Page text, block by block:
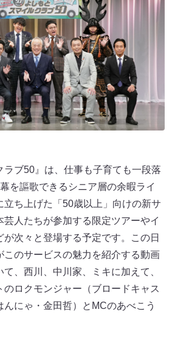
ラブ50』は、仕事も子育ても一段落
を謳歌できるシニア層の余暇ライ
立ち上げた「50歳以上」向けの新サ
芸人たちが参加する限定ツアーやイ
次々と登場する予定です。この日
このサービスの魅力を紹介する動画
、西川、中川家、ミキに加えて、
のロクモンジャー（ブロードキャス
んにゃ・金田哲）とMCのあべこう